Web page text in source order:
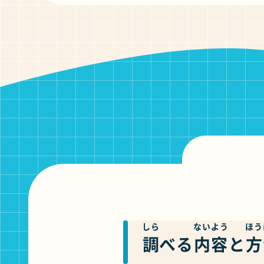
調
しら
べる内容
ないよう
と
ほ